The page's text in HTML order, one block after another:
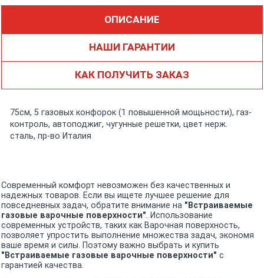
ОПИСАНИЕ
НАШИ ГАРАНТИИ
КАК ПОЛУЧИТЬ ЗАКАЗ
75см, 5 газовых конфорок (1 повышенной мощьности), газ-
контроль, автоподжиг, чугунные решетки, цвет нерж.
сталь, пр-во Италия
Современный комфорт невозможен без качественных и
надежных товаров. Если вы ищете лучшее решение для
повседневных задач, обратите внимание на "Встраиваемые
газовые варочные поверхности". Использование
современных устройств, таких как Варочная поверхность,
позволяет упростить выполнение множества задач, экономя
ваше время и силы. Поэтому важно выбрать и купить
"Встраиваемые газовые варочные поверхности" с
гарантией качества.